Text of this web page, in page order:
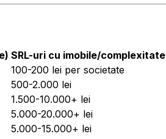
SRL-uri cu imobile/complexitate
100-200 lei per societate
500-2.000 lei
1.500-10.000+ lei
5.000-20.000+ lei
5.000-15.000+ lei